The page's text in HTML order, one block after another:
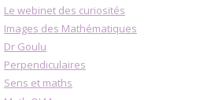
Le webinet des curiosités
Images des Mathématiques
Dr Goulu
Perpendiculaires
Sens et maths